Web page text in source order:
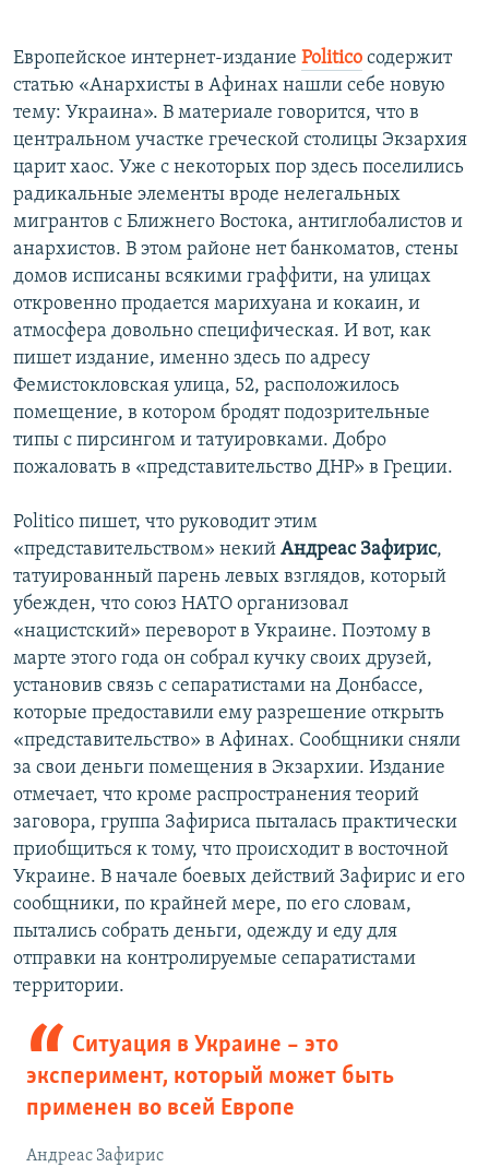
Европейское интернет-издание Politico содержит
статью «Анархисты в Афинах нашли себе новую
тему: Украина». В материале говорится, что в
центральном участке греческой столицы Экзархия
царит хаос. Уже с некоторых пор здесь поселились
радикальные элементы вроде нелегальных
мигрантов с Ближнего Востока, антиглобалистов и
анархистов. В этом районе нет банкоматов, стены
домов исписаны всякими граффити, на улицах
откровенно продается марихуана и кокаин, и
атмосфера довольно специфическая. И вот, как
пишет издание, именно здесь по адресу
Фемистокловская улица, 52, расположилось
помещение, в котором бродят подозрительные
типы с пирсингом и татуировками. Добро
пожаловать в «представительство ДНР» в Греции.
Politico пишет, что руководит этим
«представительством» некий Андреас Зафирис,
татуированный парень левых взглядов, который
убежден, что союз НАТО организовал
«нацистский» переворот в Украине. Поэтому в
марте этого года он собрал кучку своих друзей,
установив связь с сепаратистами на Донбассе,
которые предоставили ему разрешение открыть
«представительство» в Афинах. Сообщники сняли
за свои деньги помещения в Экзархии. Издание
отмечает, что кроме распространения теорий
заговора, группа Зафириса пыталась практически
приобщиться к тому, что происходит в восточной
Украине. В начале боевых действий Зафирис и его
сообщники, по крайней мере, по его словам,
пытались собрать деньги, одежду и еду для
отправки на контролируемые сепаратистами
территории.
Ситуация в Украине – это
эксперимент, который может быть
применен во всей Европе
Андреас Зафирис